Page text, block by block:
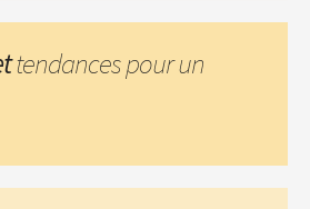
tendances pour un